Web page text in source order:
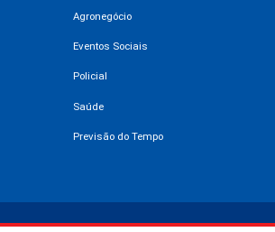
Agronegócio
Eventos Sociais
Policial
Saúde
Previsão do Tempo